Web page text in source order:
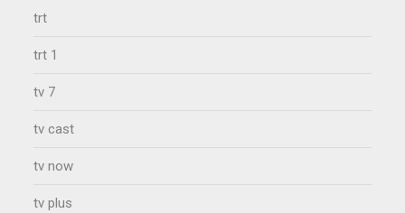
trt
trt 1
tv 7
tv cast
tv now
tv plus